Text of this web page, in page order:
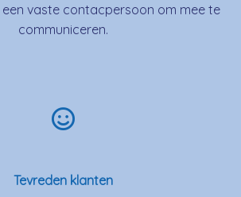
vaste contacpersoon om mee te
communiceren.
Tevreden klanten